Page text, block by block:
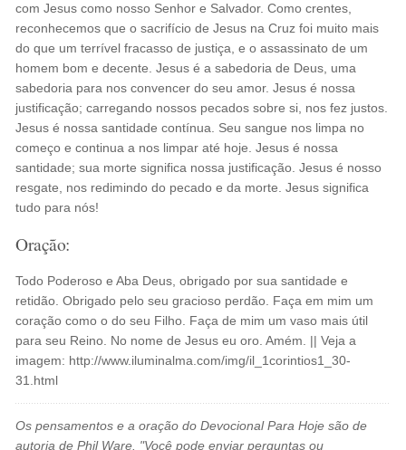
com Jesus como nosso Senhor e Salvador. Como crentes,
reconhecemos que o sacrifício de Jesus na Cruz foi muito mais
do que um terrível fracasso de justiça, e o assassinato de um
homem bom e decente. Jesus é a sabedoria de Deus, uma
sabedoria para nos convencer do seu amor. Jesus é nossa
justificação; carregando nossos pecados sobre si, nos fez justos.
Jesus é nossa santidade contínua. Seu sangue nos limpa no
começo e continua a nos limpar até hoje. Jesus é nossa
santidade; sua morte significa nossa justificação. Jesus é nosso
resgate, nos redimindo do pecado e da morte. Jesus significa
tudo para nós!
Oração:
Todo Poderoso e Aba Deus, obrigado por sua santidade e
retidão. Obrigado pelo seu gracioso perdão. Faça em mim um
coração como o do seu Filho. Faça de mim um vaso mais útil
para seu Reino. No nome de Jesus eu oro. Amém. || Veja a
imagem: http://www.iluminalma.com/img/il_1corintios1_30-
31.html
Os pensamentos e a oração do Devocional Para Hoje são de
autoria de Phil Ware. "Você pode enviar perguntas ou